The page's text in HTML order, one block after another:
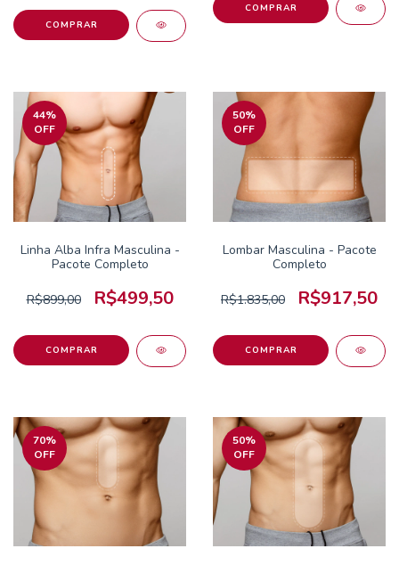
44%
OFF
Linha Alba Infra Masculina -
Pacote Completo
R$899,00 R$499,50
50%
OFF
Lombar Masculina - Pacote
Completo
R$1.835,00 R$917,50
70%
OFF
50%
OFF